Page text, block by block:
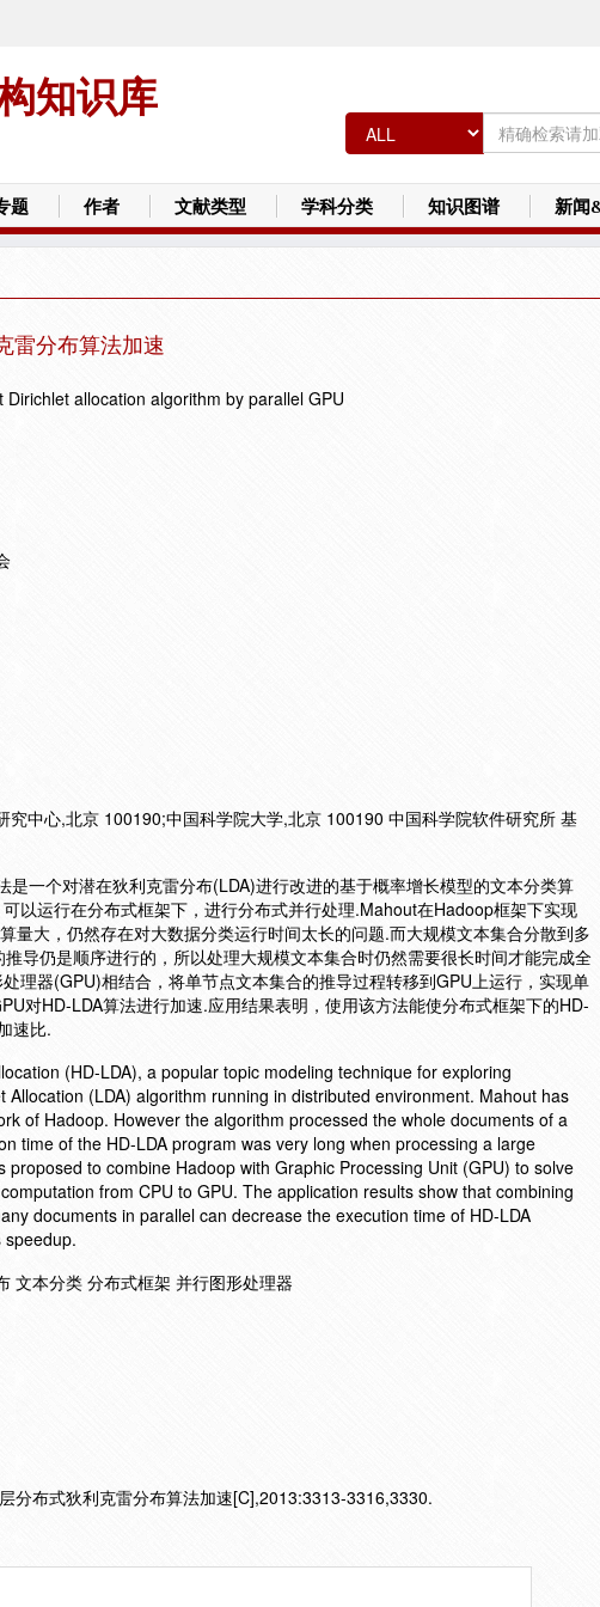
知识库
题 作者 文献类型 学科分类 知识图谱 新闻
雷分布算法加速
allocation algorithm by parallel GPU
究中心,北京 100190;中国科学院大学,北京 100190 中国科学院软件研究所 基
一个对潜在狄利克雷分布(LDA)进行改进的基于概率增长模型的文本分类算
以运行在分布式框架下，进行分布式并行处理.Mahout在Hadoop框架下实现
量大，仍然存在对大数据分类运行时间太长的问题.而大规模文本集合分散到多
导仍是顺序进行的，所以处理大规模文本集合时仍然需要很长时间才能完成全
理器(GPU)相结合，将单节点文本集合的推导过程转移到GPU上运行，实现单
对HD-LDA算法进行加速.应用结果表明，使用该方法能使分布式框架下的HD-
速比.
(HD-LDA), a popular topic modeling technique for exploring
(LDA) algorithm running in distributed environment. Mahout has
of Hadoop. However the algorithm processed the whole documents of a
time of the HD-LDA program was very long when processing a large
to combine Hadoop with Graphic Processing Unit (GPU) to solve
from CPU to GPU. The application results show that combining
documents in parallel can decrease the execution time of HD-LDA
文本分类 分布式框架 并行图形处理器
分布式狄利克雷分布算法加速[C],2013:3313-3316,3330.